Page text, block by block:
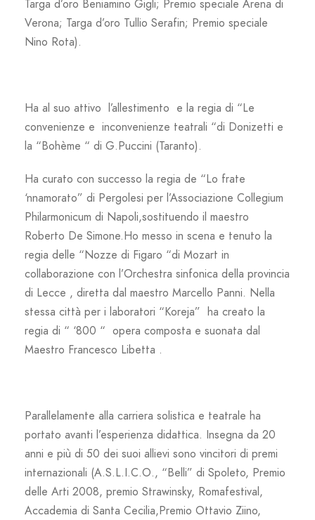
Targa d’oro Beniamino Gigli; Premio speciale Arena di
Verona; Targa d’oro Tullio Serafin; Premio speciale
Nino Rota).
Ha al suo attivo l’allestimento e la regia di “Le
convenienze e inconvenienze teatrali “di Donizetti e
la “Bohème “ di G.Puccini (Taranto).
Ha curato con successo la regia de “Lo frate
‘nnamorato” di Pergolesi per l’Associazione Collegium
Philarmonicum di Napoli,sostituendo il maestro
Roberto De Simone.Ho messo in scena e tenuto la
regia delle “Nozze di Figaro “di Mozart in
collaborazione con l’Orchestra sinfonica della provincia
di Lecce , diretta dal maestro Marcello Panni. Nella
stessa città per i laboratori “Koreja” ha creato la
regia di “ ‘800 “ opera composta e suonata dal
Maestro Francesco Libetta .
Parallelamente alla carriera solistica e teatrale ha
portato avanti l’esperienza didattica. Insegna da 20
anni e più di 50 dei suoi allievi sono vincitori di premi
internazionali (A.S.L.I.C.O., “Belli” di Spoleto, Premio
delle Arti 2008, premio Strawinsky, Romafestival,
Accademia di Santa Cecilia,Premio Ottavio Ziino,